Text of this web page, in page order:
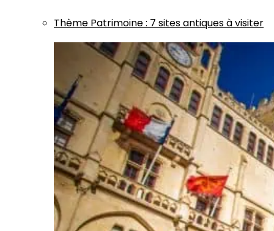
Thème Patrimoine: 7 sites antiques à visiter